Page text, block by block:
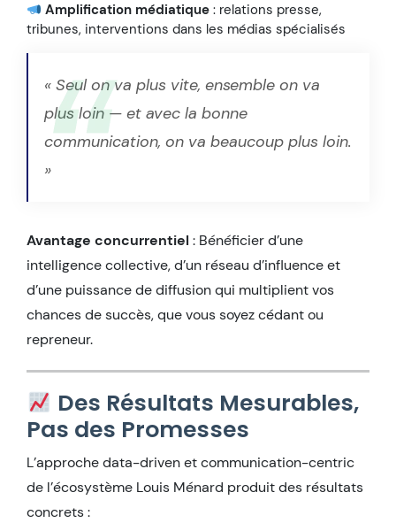
Amplification médiatique : relations presse,
tribunes, interventions dans les médias spécialisés
« Seul on va plus vite, ensemble on va
plus loin — et avec la bonne
communication, on va beaucoup plus loin.
»
Avantage concurrentiel : Bénéficier d’une
intelligence collective, d’un réseau d’influence et
d’une puissance de diffusion qui multiplient vos
chances de succès, que vous soyez cédant ou
repreneur.
Des Résultats Mesurables,
Pas des Promesses
L’approche data-driven et communication-centric
de l’écosystème Louis Ménard produit des résultats
concrets :